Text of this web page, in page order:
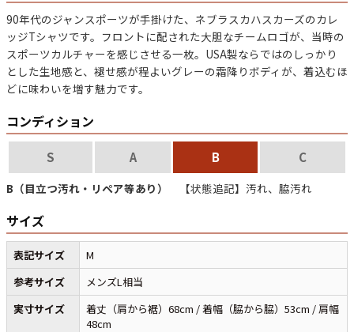
長袖シャツ XS S M L XL
半袖シャツ XS S M L XL
Tシャツ XS
パンツ
W35,W36 W37以上
Search by Maniacマニアックから探す
バンド
Tシャツ
アニメ
映画
USA製
ボロ ミリタリー
90年代のジャンスポーツが手掛けた、ネブラスカハスカーズのカレ
ッジTシャツです。フロントに配された大胆なチームロゴが、当時の
スポーツカルチャーを感じさせる一枚。USA製ならではのしっかり
とした生地感と、褪せ感が程よいグレーの霜降りボディが、着込むほ
どに味わいを増す魅力です。
コンディション
S A B C
B（目立つ汚れ・リペア等あり） 【状態追記】汚れ、脇汚れ
サイズ
表記サイズ
M
参考サイズ
メンズL相当
実寸サイズ
着丈（肩から裾）68cm / 着幅（脇から脇）53cm / 肩幅
48cm